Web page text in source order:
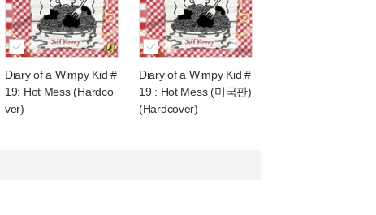
Diary of a Wimpy Kid #
19: Hot Mess (Hardco
ver)
Diary of a Wimpy Kid #
19 : Hot Mess (미국판)
(Hardcover)